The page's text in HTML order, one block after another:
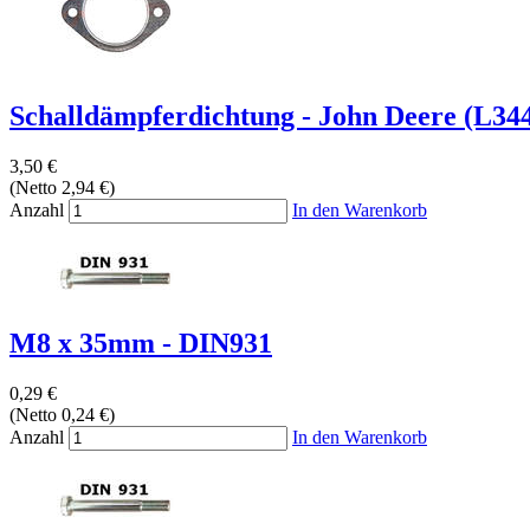
Schalldämpferdichtung - John Deere
3,50 €
(Netto 2,94 €)
Anzahl
In den Warenkorb
M8 x 35mm - DIN931
0,29 €
(Netto 0,24 €)
Anzahl
In den Warenkorb